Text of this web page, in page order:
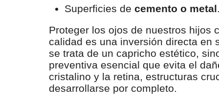
Superficies de cemento o metal
Proteger los ojos de nuestros hijos
calidad es una inversión directa en
se trata de un capricho estético,
preventiva esencial que evita el
cristalino y la retina, estructuras
desarrollarse por completo.